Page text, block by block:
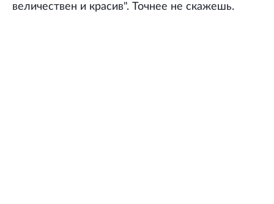
величествен и красив". Точнее не скажешь.